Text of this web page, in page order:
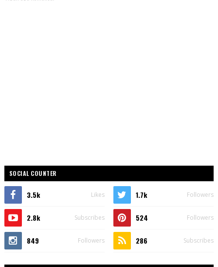
SOCIAL COUNTER
3.5k Likes 1.7k Followers
2.8k Subscribes 524 Followers
849 Followers 286 Subscribes